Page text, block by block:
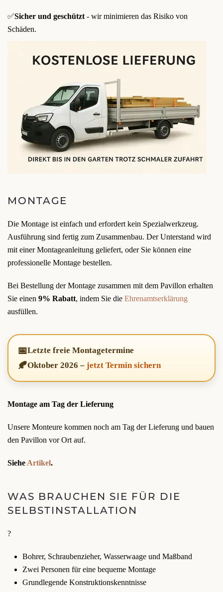
✅Sicher und geschützt - wir minimieren das Risiko von
Schäden.
MONTAGE
Die Montage ist einfach und erfordert kein Spezialwerkzeug.
Ausführung sind fertig zum Zusammenbau. Der Unterstand wird
mit einer Montageanleitung geliefert, oder Sie können eine
professionelle Montage bestellen.
Bei Bestellung der Montage zusammen mit dem Pavillon erhalten
Sie einen 9% Rabatt, indem Sie die Ehrenamtserklärung
ausfüllen.
📅Letzte freie Montagetermine
🍂Oktober 2026 – jetzt Termin sichern
Montage am Tag der Lieferung
Unsere Monteure kommen noch am Tag der Lieferung und bauen
den Pavillon vor Ort auf.
Siehe Artikel.
WAS BRAUCHEN SIE FÜR DIE
SELBSTINSTALLATION
?
Bohrer, Schraubenzieher, Wasserwaage und Maßband
Zwei Personen für eine bequeme Montage
Grundlegende Konstruktionskenntnisse